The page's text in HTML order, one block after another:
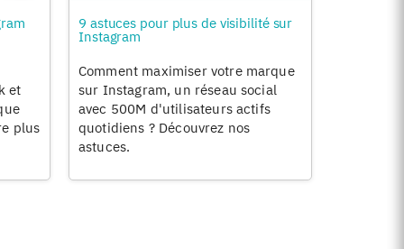
et
plus
9 astuces pour plus de visibilité sur
Instagram
Comment maximiser votre marque
sur Instagram, un réseau social
avec 500M d'utilisateurs actifs
quotidiens ? Découvrez nos
astuces.